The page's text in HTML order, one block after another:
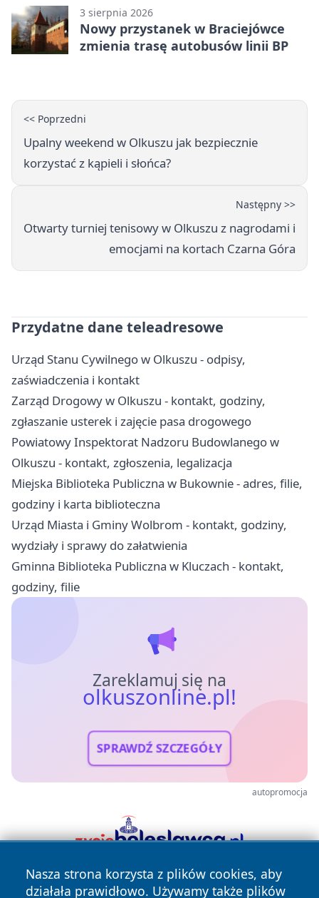
3 sierpnia 2026
Nowy przystanek w Braciejówce
zmienia trasę autobusów linii BP
<< Poprzedni
Upalny weekend w Olkuszu jak bezpiecznie
korzystać z kąpieli i słońca?
Następny >>
Otwarty turniej tenisowy w Olkuszu z nagrodami i
emocjami na kortach Czarna Góra
Przydatne dane teleadresowe
Urząd Stanu Cywilnego w Olkuszu - odpisy,
zaświadczenia i kontakt
Zarząd Drogowy w Olkuszu - kontakt, godziny,
zgłaszanie usterek i zajęcie pasa drogowego
Powiatowy Inspektorat Nadzoru Budowlanego w
Olkuszu - kontakt, zgłoszenia, legalizacja
Miejska Biblioteka Publiczna w Bukownie - adres, filie,
godziny i karta biblioteczna
Urząd Miasta i Gminy Wolbrom - kontakt, godziny,
wydziały i sprawy do załatwienia
Gminna Biblioteka Publiczna w Kluczach - kontakt,
godziny, filie
Zareklamuj się na
olkuszonline.pl!
SPRAWDŹ SZCZEGÓŁY
autopromocja
Nasza strona korzysta z plików cookies, aby
działała prawidłowo. Używamy także plików